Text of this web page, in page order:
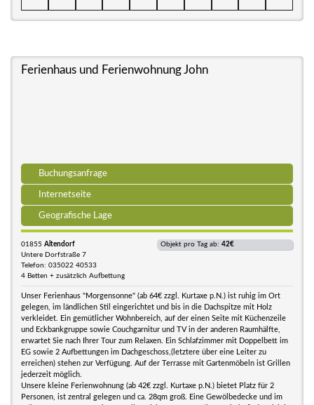
Ferienhaus und Ferienwohnung John
Buchungsanfrage
Internetseite
Geografische Lage
01855 Altendorf
Untere Dorfstraße 7
Telefon: 035022 40533
4 Betten + zusätzlich Aufbettung
Objekt pro Tag ab: 42€
Unser Ferienhaus "Morgensonne" (ab 64€ zzgl. Kurtaxe p.N.) ist ruhig im Ort
gelegen, im ländlichen Stil eingerichtet und bis in die Dachspitze mit Holz
verkleidet. Ein gemütlicher Wohnbereich, auf der einen Seite mit Küchenzeile
und Eckbankgruppe sowie Couchgarnitur und TV in der anderen Raumhälfte,
erwartet Sie nach Ihrer Tour zum Relaxen. Ein Schlafzimmer mit Doppelbett im
EG sowie 2 Aufbettungen im Dachgeschoss,(letztere über eine Leiter zu
erreichen) stehen zur Verfügung. Auf der Terrasse mit Gartenmöbeln ist Grillen
jederzeit möglich.
Unsere kleine Ferienwohnung (ab 42€ zzgl. Kurtaxe p.N.) bietet Platz für 2
Personen, ist zentral gelegen und ca. 28qm groß. Eine Gewölbedecke und im